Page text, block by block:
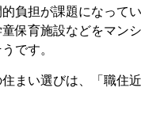
負担が課題になってい
保育施設などをマン
です。
まい選びは、「職住